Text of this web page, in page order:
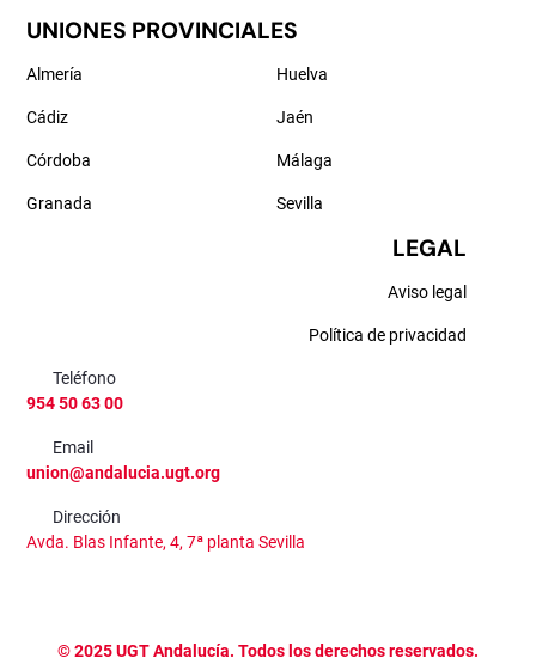
UNIONES PROVINCIALES
Almería
Cádiz
Córdoba
Granada
Huelva
Jaén
Málaga
Sevilla
LEGAL
Aviso legal
Política de privacidad
Teléfono
954 50 63 00
Email
union@andalucia.ugt.org
Dirección
Avda. Blas Infante, 4, 7ª planta Sevilla
©2025UGT Andalucía. Todos los derechos reservados.